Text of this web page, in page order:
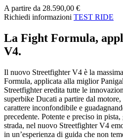
A partire da 28.590,00 €
Richiedi informazioni TEST RIDE
La Fight Formula,
V4.
Il nuovo Streetfighter V4 è la
Formula, applicata alla miglior
Streetfighter eredita tutte le
superbike Ducati a partire dal
carattere inconfondibile e
precedente. Potente e preciso in
strada, nel nuovo Streetfighter V4
in un’esperienza di guida che non